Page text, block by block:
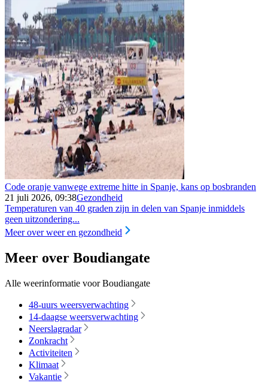
Code oranje vanwege extreme hitte in Spanje, kans op bosbranden
21 juli 2026, 09:38Gezondheid
Temperaturen van 40 graden zijn in delen van Spanje inmiddels
geen uitzondering...
Meer over weer en gezondheid
Meer over Boudiangate
Alle weerinformatie voor Boudiangate
48-uurs weersverwachting
14-daagse weersverwachting
Neerslagradar
Zonkracht
Activiteiten
Klimaat
Vakantie